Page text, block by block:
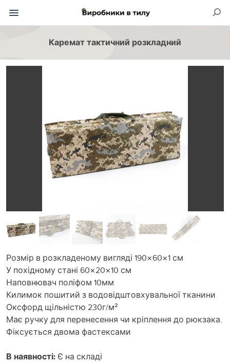
Каремат тактичний розкладний
Розмір в розкладеному вигляді 190×60×1 см
У похідному стані 60×20×10 см
Наповнювач поліфом 10мм
Килимок пошитий з водовідштовхувальної тканини
Оксфорд щільністю 230г/м²
Має ручку для перенесення чи кріплення до рюкзака.
Фіксується двома фастексами
В наявності: Є на складі